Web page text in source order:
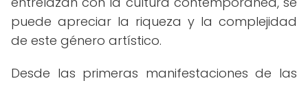
puede apreciar la riqueza y la complejidad
de este género artístico.
Desde las primeras manifestaciones de las